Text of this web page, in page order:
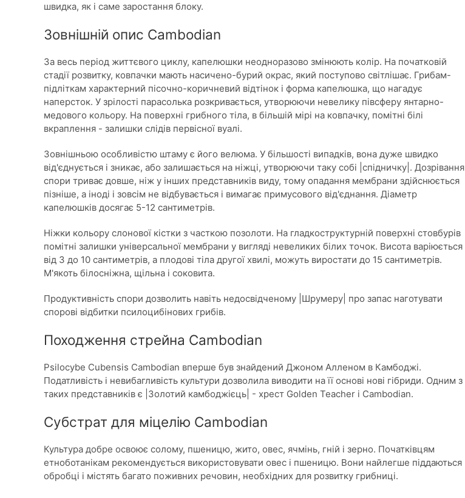
швидка, як і саме заростання блоку.
Зовнішній опис Cambodian
За весь період життєвого циклу, капелюшки неодноразово змінюють колір. На початковій
стадії розвитку, ковпачки мають насичено-бурий окрас, який поступово світлішає. Грибам-
підліткам характерний пісочно-коричневий відтінок і форма капелюшка, що нагадує
наперсток. У зрілості парасолька розкривається, утворюючи невелику півсферу янтарно-
медового кольору. На поверхні грибного тіла, в більшій мірі на ковпачку, помітні білі
вкраплення - залишки слідів первісної вуалі.
Зовнішньою особливістю штаму є його велюма. У більшості випадків, вона дуже швидко
від'єднується і зникає, або залишається на ніжці, утворюючи таку собі |спідничку|. Дозрівання
спори триває довше, ніж у інших представників виду, тому опадання мембрани здійснюється
пізніше, а іноді і зовсім не відбувається і вимагає примусового від'єднання. Діаметр
капелюшків досягає 5-12 сантиметрів.
Ніжки кольору слонової кістки з часткою позолоти. На гладкоструктурній поверхні стовбурів
помітні залишки універсальної мембрани у вигляді невеликих білих точок. Висота варіюється
від 3 до 10 сантиметрів, а плодові тіла другої хвилі, можуть виростати до 15 сантиметрів.
М'якоть білосніжна, щільна і соковита.
Продуктивність спори дозволить навіть недосвідченому |Шрумеру| про запас наготувати
спорові відбитки псилоцибінових грибів.
Походження стрейна Cambodian
Psilocybe Cubensis Cambodian вперше був знайдений Джоном Алленом в Камбоджі.
Податливість і невибагливість культури дозволила виводити на її основі нові гібриди. Одним з
таких представників є |Золотий камбоджієць| - хрест Golden Teacher і Cambodian.
Субстрат для міцелію Cambodian
Культура добре освоює солому, пшеницю, жито, овес, ячмінь, гній і зерно. Початківцям
етноботанікам рекомендується використовувати овес і пшеницю. Вони найлегше піддаються
обробці і містять багато поживних речовин, необхідних для розвитку грибниці.